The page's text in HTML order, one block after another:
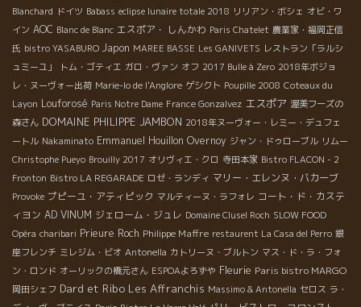
Blanchard ドイツ Babass eclipse lunaire totale 2018 リリアン・ボシェ オビ・ワ
イン AOC Blanc de Blanc エスポア・ しんかわ Paris Chatelet 農業家・福岡正信
氏 bistro YASABURO Japon MAREE BASSE Les GANIVETS レストラン「ラルシ
ュミーユ」
トム・ゴティエ ガロ・ヴァン オフ 2017 Bulle à Zero 2018年ボジョ
レ・ヌーヴォー出荷 Marie-lo de l'Anglore ゲシクト Poupille 2008 Coteaux du
Layon Louforosé Paris Notre Dame France Gonzalvez エスポア 渥美フーズの
森さん DOMAINE PHILIPPE JAMBON 2018年ヌーヴォー・レミー・デュフェ
ートル Nakaminato Emmanuel Houillon Overnoy ジャン・ドゥローブル リムー
Christophe Pueyo Brouilly 2017 オリヴィエ・クロ 寺田本家 Bistro FLACON - 2
Fronton Bistro LA REGARADE ロゼ・ランディ マリー・エレンヌ・バカーブ
Provoke プピーユ・アティピック マルティーヌ・ラフォレ コート・ド・カステ
ィヨン AD VINUM ジェローム・ジュレ Domaine Clusel Roch SLOW FOOD
Opéra charibari Prieure Roch Philippe Maffre restaurent La Casa del Perro 銀
座フレンチ ミレジム・ビオ Antonella カトリーヌ・ブルトン マス・ド・ラ・フォ
ン・ロンド オーリックの橋元さん ESPOAよろずや Fleurie Paris bistro MARGO
岡田シェフ Dard et Ribo Les Affranchis Massimo & Antonella セロス ラ・